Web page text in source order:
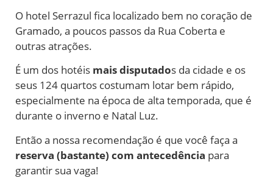
O hotel Serrazul fica localizado bem no coração de
Gramado, a poucos passos da Rua Coberta e
outras atrações.
É um dos hotéis mais disputados da cidade e os
seus 124 quartos costumam lotar bem rápido,
especialmente na época de alta temporada, que é
durante o inverno e Natal Luz.
Então a nossa recomendação é que você faça a
reserva (bastante) com antecedência para
garantir sua vaga!